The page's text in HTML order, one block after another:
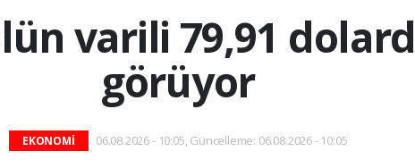
varili 79,91
görüyor
EKONOMİ 06.08.2026 - 10:05, Güncelleme: 06.08.2026 - 10:05